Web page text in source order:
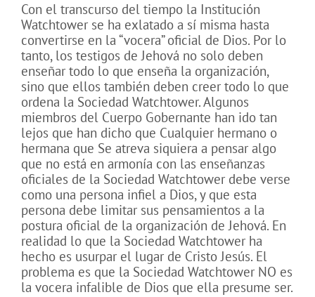
Con el transcurso del tiempo la Institución
Watchtower se ha exlatado a sí misma hasta
convertirse en la “vocera” oficial de Dios. Por lo
tanto, los testigos de Jehová no solo deben
enseñar todo lo que enseña la organización,
sino que ellos también deben creer todo lo que
ordena la Sociedad Watchtower. Algunos
miembros del Cuerpo Gobernante han ido tan
lejos que han dicho que Cualquier hermano o
hermana que Se atreva siquiera a pensar algo
que no está en armonía con las enseñanzas
oficiales de la Sociedad Watchtower debe verse
como una persona infiel a Dios, y que esta
persona debe limitar sus pensamientos a la
postura oficial de la organización de Jehová. En
realidad lo que la Sociedad Watchtower ha
hecho es usurpar el lugar de Cristo Jesús. El
problema es que la Sociedad Watchtower NO es
la vocera infalible de Dios que ella presume ser.